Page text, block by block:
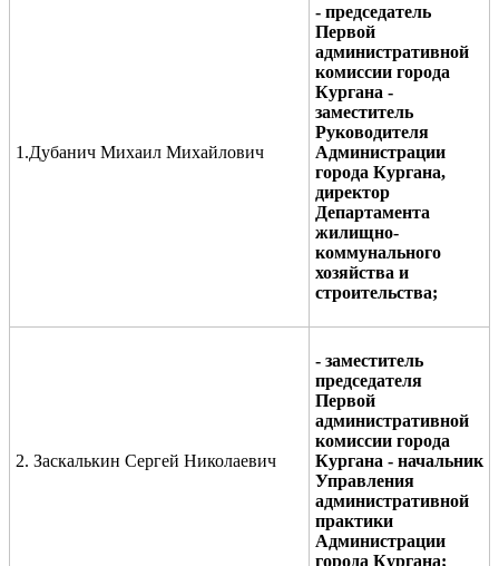
1.Дубанич Михаил Михайлович
- председатель
Первой
административной
комиссии города
Кургана -
заместитель
Руководителя
Администрации
города Кургана,
директор
Департамента
жилищно-
коммунального
хозяйства и
строительства;
2. Заскалькин Сергей Николаевич
- заместитель
председателя
Первой
административной
комиссии города
Кургана - начальник
Управления
административной
практики
Администрации
города Кургана;